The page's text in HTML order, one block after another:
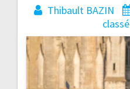
Thibault BAZIN
classé